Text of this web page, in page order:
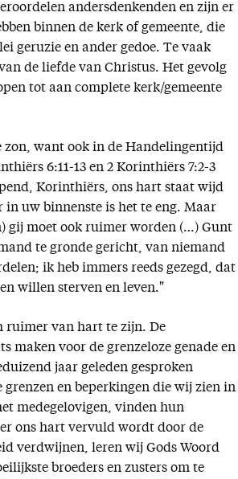
andersdenkenden en zijn er
binnen de kerk of gemeente, die
geruzie en ander gedoe. Te vaak
de liefde van Christus. Het gevolg
tot aan complete kerk/gemeente
want ook in de Handelingentijd
6:11-13 en 2 Korinthiërs 7:2-3
Korinthiërs, ons hart staat wijd
uw binnenste is het te eng. Maar
gij moet ook ruimer worden (…) Gunt
te gronde gericht, van niemand
ik heb immers reeds gezegd, dat
willen sterven en leven."
ruimer van hart te zijn. De
maken voor de grenzeloze genade en
jaar geleden gesproken
en beperkingen die wij zien in
medegelovigen, vinden hun
ons hart vervuld wordt door de
verdwijnen, leren wij Gods Woord
broeders en zusters om te